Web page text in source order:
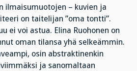
ilmaisumuotojen – kuvien ja
on taitelijan ”oma tontti”.
ei voi astua. Elina Ruohonen on
oman tilansa yhä selkeämmin.
osin abstraktinenkin
ja sanomaltaan